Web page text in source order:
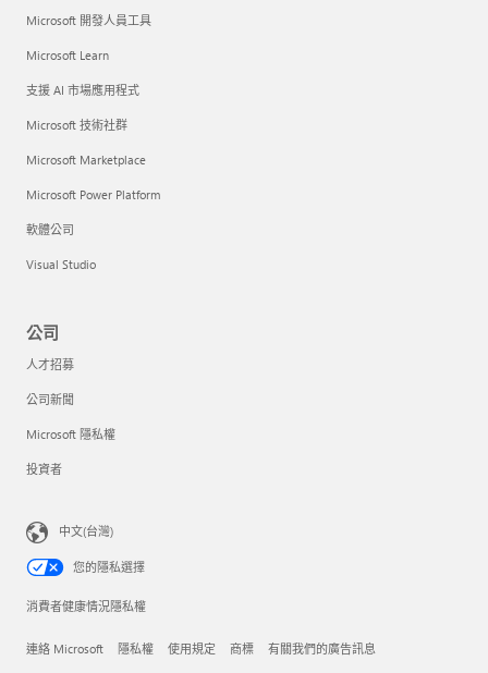
Microsoft 開發人員工具
Microsoft Learn
支援 AI 市場應用程式
Microsoft 技術社群
Microsoft Marketplace
Microsoft Power Platform
軟體公司
Visual Studio
公司
人才招募
公司新聞
Microsoft 隱私權
投資者
中文(台灣)
您的隱私選擇
消費者健康情況隱私權
連絡 Microsoft 隱私權 使用規定 商標 有關我們的廣告訊息